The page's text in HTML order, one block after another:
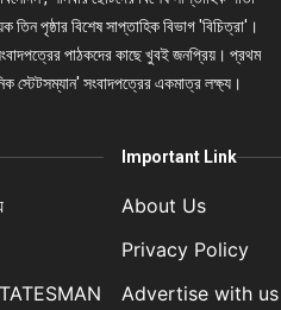
তিন পৃষ্ঠার বিশেষ সাপ্তাহিক বিভাগ 'বিচিত্রা'।
পাঠকদের কাছে খুবই জনপ্রিয়। প্রথম
স্টেটসম্যান' সংবাদপত্রের একমাত্র লক্ষ্য।
Important Link
About Us
Privacy Policy
Advertise with us